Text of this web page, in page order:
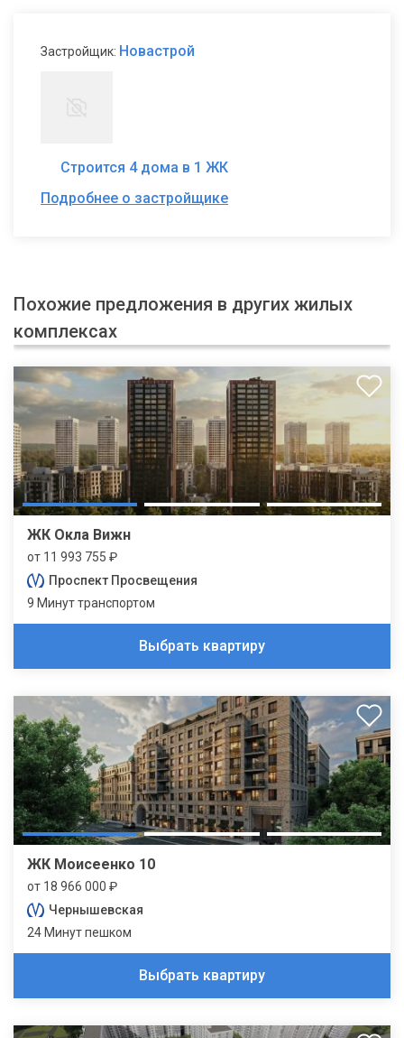
Застройщик: Новастрой
Строится 4 дома в 1 ЖК
Подробнее о застройщике
Похожие предложения в других жилых
комплексах
ЖК Окла Вижн
от 11 993 755 ₽
Проспект Просвещения
9 Минут транспортом
Выбрать квартиру
ЖК Моисеенко 10
от 18 966 000 ₽
Чернышевская
24 Минут пешком
Выбрать квартиру